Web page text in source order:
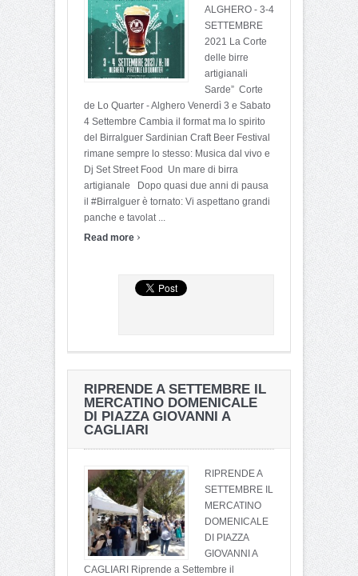
ALGHERO - 3-4
SETTEMBRE
2021 La Corte
delle birre
artigianali
Sarde” Corte
de Lo Quarter - Alghero Venerdì 3 e Sabato
4 Settembre Cambia il format ma lo spirito
del Birralguer Sardinian Craft Beer Festival
rimane sempre lo stesso: Musica dal vivo e
Dj Set Street Food Un mare di birra
artigianale Dopo quasi due anni di pausa
il #Birralguer è tornato: Vi aspettano grandi
panche e tavolat ...
Read more ›
RIPRENDE A SETTEMBRE IL
MERCATINO DOMENICALE
DI PIAZZA GIOVANNI A
CAGLIARI
RIPRENDE A
SETTEMBRE IL
MERCATINO
DOMENICALE
DI PIAZZA
GIOVANNI A
CAGLIARI Riprende a Settembre il